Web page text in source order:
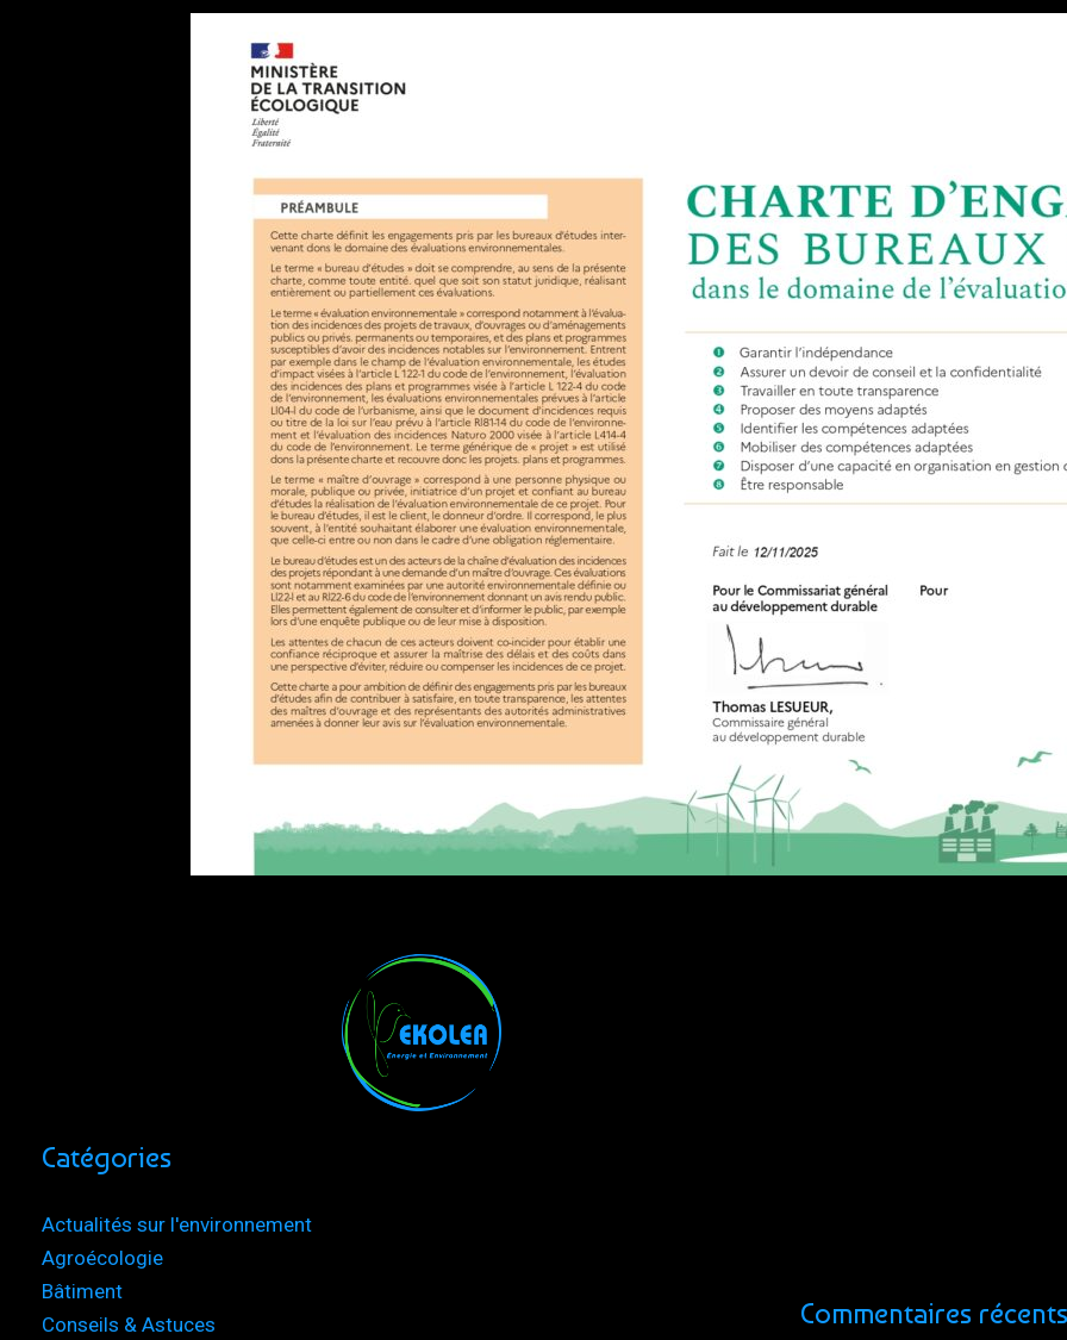
Catégories
Actualités sur l'environnement
Agroécologie
Bâtiment
Conseils & Astuces
Commentaires récents